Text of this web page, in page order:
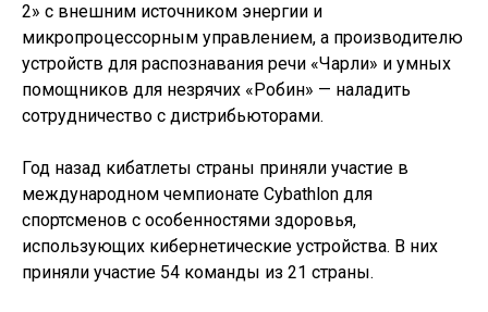
2» с внешним источником энергии и
микропроцессорным управлением, а производителю
устройств для распознавания речи «Чарли» и умных
помощников для незрячих «Робин» — наладить
сотрудничество с дистрибьюторами.
Год назад кибатлеты страны приняли участие в
международном чемпионате Cybathlon для
спортсменов с особенностями здоровья,
использующих кибернетические устройства. В них
приняли участие 54 команды из 21 страны.